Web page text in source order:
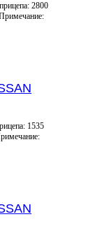
2800
1535